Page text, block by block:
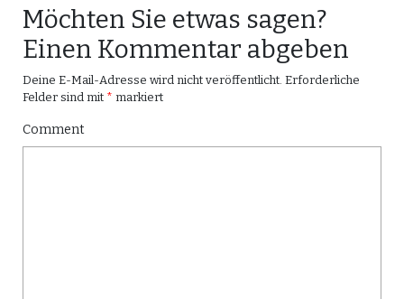
Möchten Sie etwas sagen?
Einen Kommentar abgeben
Deine E-Mail-Adresse wird nicht veröffentlicht. Erforderliche
Felder sind mit * markiert
Comment